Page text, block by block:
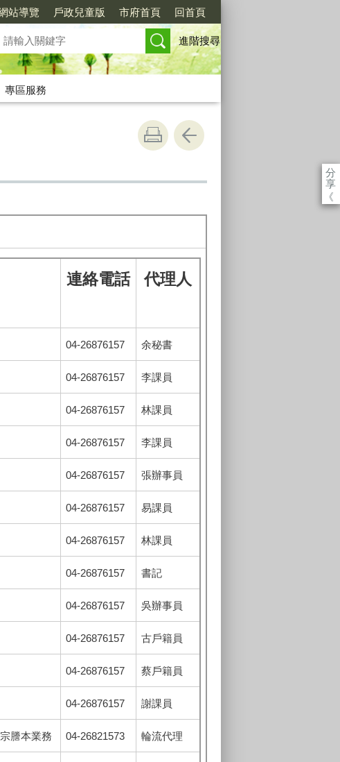
站導覽 戶政兒童版 市府首頁 回首頁
進階搜尋
專區服務
分
享
《
連絡電話 代理人
04-26876157 余秘書
04-26876157 李課員
04-26876157 林課員
04-26876157 李課員
04-26876157 張辦事員
04-26876157 易課員
04-26876157 林課員
04-26876157 書記
04-26876157 吳辦事員
04-26876157 古戶籍員
04-26876157 蔡戶籍員
04-26876157 謝課員
謄本業務 04-26821573 輪流代理